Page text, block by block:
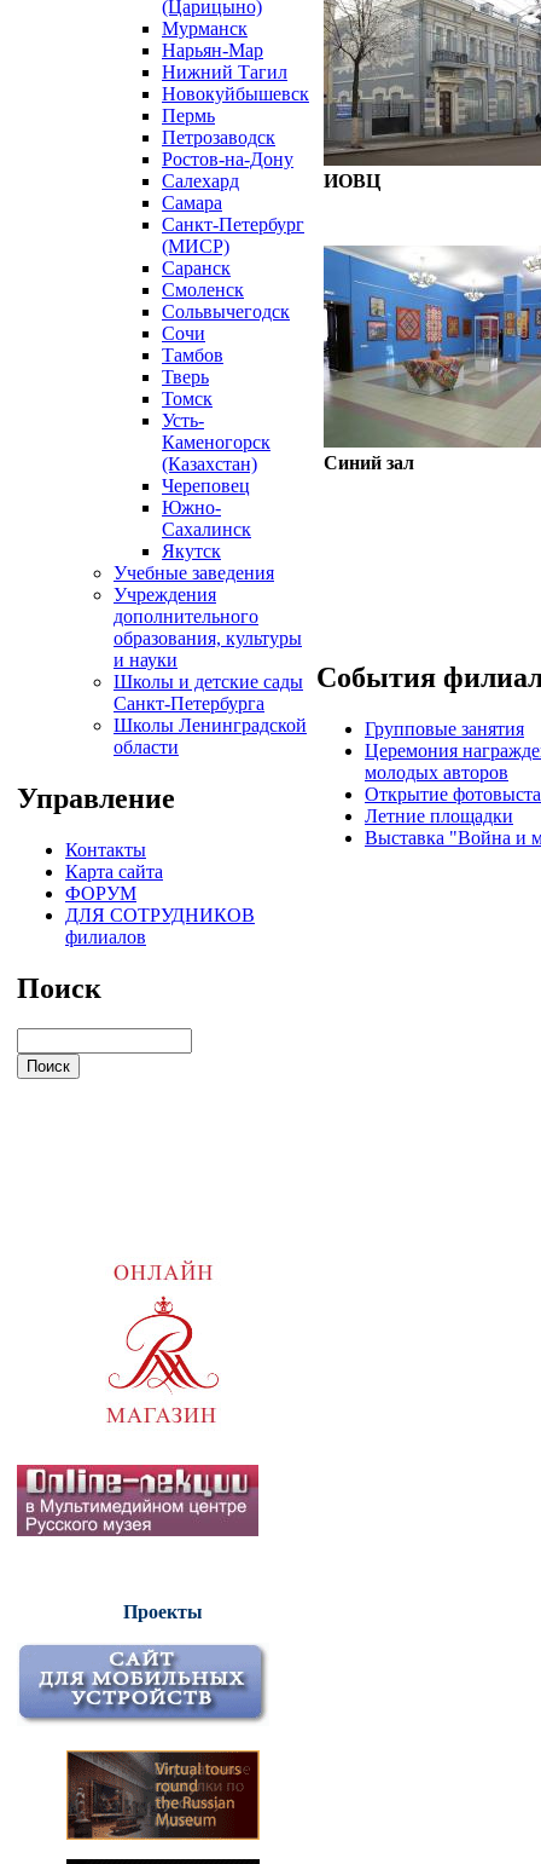
(Царицыно)
Мурманск
Нарьян-Мар
Нижний Тагил
Новокуйбышевск
Пермь
Петрозаводск
Ростов-на-Дону
Салехард
Самара
Санкт-Петербург
(МИСР)
Саранск
Смоленск
Сольвычегодск
Сочи
Тамбов
Тверь
Томск
Усть-
Каменогорск
(Казахстан)
Череповец
Южно-
Сахалинск
Якутск
Учебные заведения
Учреждения
дополнительного
образования, культуры
и науки
Школы и детские сады
Санкт-Петербурга
Школы Ленинградской
области
Управление
Контакты
Карта сайта
ФОРУМ
ДЛЯ СОТРУДНИКОВ
филиалов
Поиск
Проекты
ИОВЦ
Синий зал
События
Групповые занятия
Церемония
молодых авторов
Открытие
Летние площадки
Выставка "Война и